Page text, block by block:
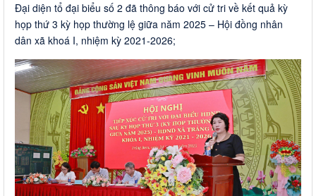
Đại diện tổ đại biểu số 2 đã thông báo với cử tri về kết quả kỳ
họp thứ 3 kỳ họp thường lệ giữa năm 2025 – Hội đồng nhân
dân xã khoá I, nhiệm kỳ 2021-2026;